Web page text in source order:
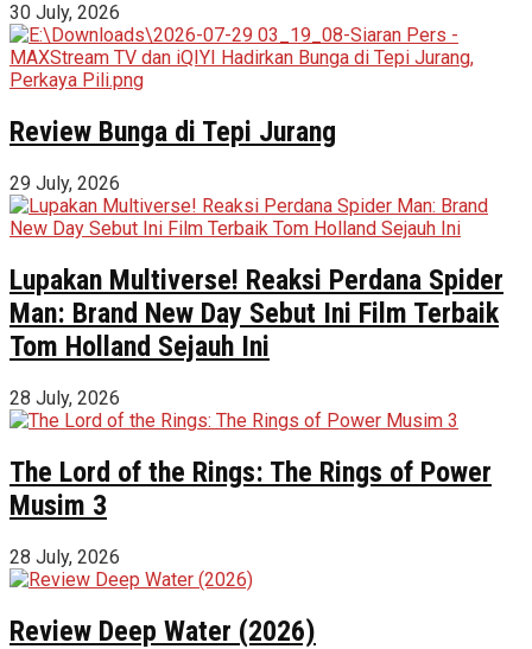
30 July, 2026
Review Bunga di Tepi Jurang
29 July, 2026
Lupakan Multiverse! Reaksi Perdana Spider
Man: Brand New Day Sebut Ini Film Terbaik
Tom Holland Sejauh Ini
28 July, 2026
The Lord of the Rings: The Rings of Power
Musim 3
28 July, 2026
Review Deep Water (2026)